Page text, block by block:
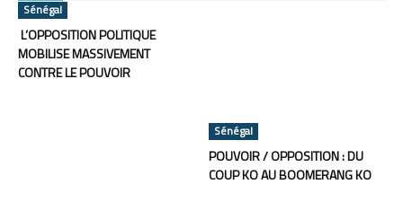
Sénégal
L’OPPOSITION POLITIQUE
MOBILISE MASSIVEMENT
CONTRE LE POUVOIR
Sénégal
POUVOIR / OPPOSITION : DU
COUP KO AU BOOMERANG KO